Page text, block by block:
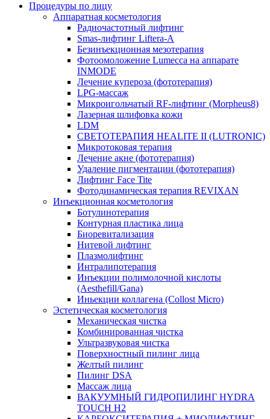
Процедуры по лицу
Аппаратная косметология
Радиочастотный лифтинг
Smas-лифтинг Liftera-A
Безинъекционная мезотерапия
Фотоомоложение Lumecca на аппарате
INMODE
Лечение купероза (фототерапия)
LPG-массаж
Микроигольчатый RF-лифтинг (Morpheus8)
Лазерная шлифовка кожи
LDM
СВЕТОТЕРАПИЯ HEALITE II (LUTRONIC)
Микротоковая терапия
Лечение акне (фототерапия)
Удаление пигментации (фототерапия)
Лифтинг Face Tite
Фотодинамическая терапия REVIXAN
Инъекционная косметология
Ботулинотерапия
Контурная пластика лица
Биоревитализация
Нитевой лифтинг
Плазмолифтинг
Интралипотерапия
Инъекции полимолочной кислоты
(Aesthefill/Gana)
Иньекции коллагена (Collost Micro)
Эстетическая косметология
Механическая чистка
Комбинированная чистка
Ультразвуковая чистка
Поверхностный пилинг лица
Желтый пилинг
Пилинг DSA
Массаж лица
ВАКУУМНЫЙ ГИДРОПИЛИНГ HYDRA
TOUCH H2